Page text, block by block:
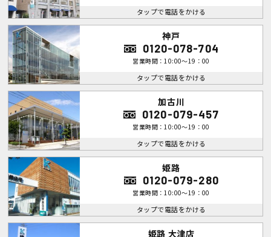
タップで電話をかける
神戸
0120-078-704
営業時間：10:00～19：00
タップで電話をかける
加古川
0120-079-457
営業時間：10:00～19：00
タップで電話をかける
姫路
0120-079-280
営業時間：10:00～19：00
タップで電話をかける
姫路 大津店